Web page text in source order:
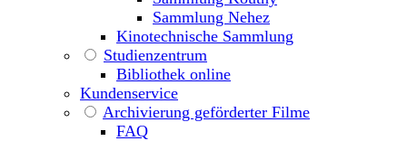
Sammlung Nehez
Kinotechnische Sammlung
Studienzentrum
Bibliothek online
Kundenservice
Archivierung geförderter Filme
FAQ